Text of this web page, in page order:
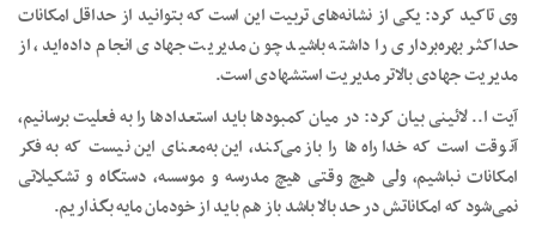
وی تاکید کرد: یکی از نشانه‌های تربیت این است که بتوانید از حداقل امکانات
حداکثر بهره‌برداری را داشته باشید چون مدیریت جهادی انجام داده‌اید، از
مدیریت جهادی بالاتر مدیریت استشهادی است.
آیت ا.. لائینی بیان کرد: در میان کمبودها باید استعدادها را به فعلیت برسانیم،
آنوقت است که خدا راه‌ها را باز می‌کند، این به‌معنای این نیست که به فکر
امکانات نباشیم، ولی هیچ وقتی هیچ مدرسه و موسسه، دستگاه و تشکیلاتی
نمی‌شود که امکاناتش در حد بالا باشد باز هم باید از خودمان مایه بگذاریم.